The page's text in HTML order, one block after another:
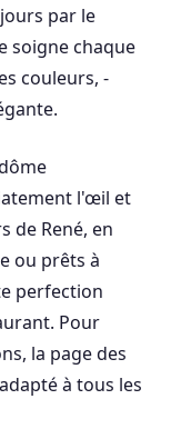
par le
soigne chaque
couleurs, -
l'œil et
de René, en
ou prêts à
perfection
Pour
la page des
à tous les